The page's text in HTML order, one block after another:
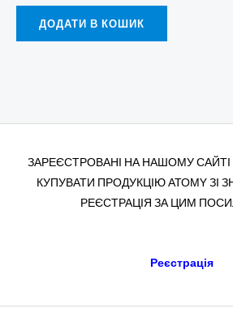
ДОДАТИ В КОШИК
ЗАРЕЄСТРОВАНІ НА НАШОМУ
КУПУВАТИ ПРОДУКЦІЮ АТОМY ЗІ
РЕЄСТРАЦІЯ ЗА ЦИМ
Реєстрація